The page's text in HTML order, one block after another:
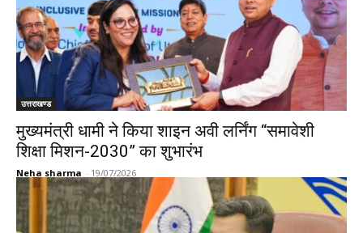
उत्तराखण्ड
मुख्यमंत्री धामी ने किया शाइन अवी लर्निंग “समावेशी
शिक्षा मिशन-2030” का शुभारंभ
Neha sharma - 19/07/2026